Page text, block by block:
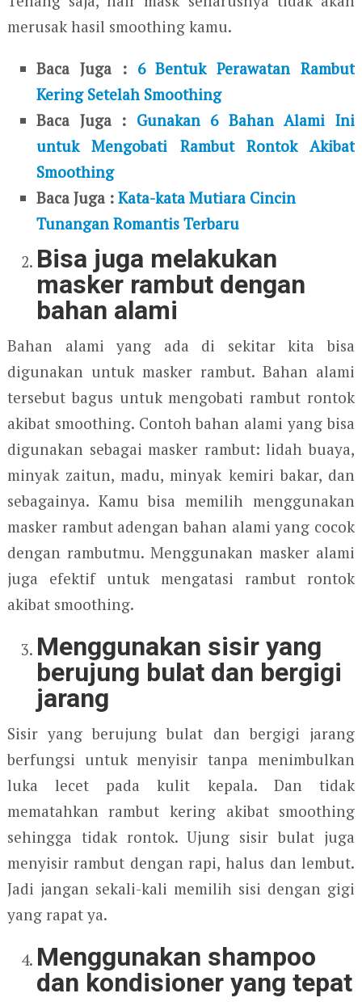
merusak hasil smoothing kamu.
Baca Juga : 6 Bentuk Perawatan Rambut
Kering Setelah Smoothing
Baca Juga : Gunakan 6 Bahan Alami Ini
untuk Mengobati Rambut Rontok Akibat
Smoothing
Baca Juga :Kata-kata Mutiara Cincin
Tunangan Romantis Terbaru
Bisa juga melakukan
masker rambut dengan
bahan alami
Bahan alami yang ada di sekitar kita bisa
digunakan untuk masker rambut. Bahan alami
tersebut bagus untuk mengobati rambut rontok
akibat smoothing. Contoh bahan alami yang bisa
digunakan sebagai masker rambut: lidah buaya,
minyak zaitun, madu, minyak kemiri bakar, dan
sebagainya. Kamu bisa memilih menggunakan
masker rambut adengan bahan alami yang cocok
dengan rambutmu. Menggunakan masker alami
juga efektif untuk mengatasi rambut rontok
akibat smoothing.
Menggunakan sisir yang
berujung bulat dan bergigi
jarang
Sisir yang berujung bulat dan bergigi jarang
berfungsi untuk menyisir tanpa menimbulkan
luka lecet pada kulit kepala. Dan tidak
mematahkan rambut kering akibat smoothing
sehingga tidak rontok. Ujung sisir bulat juga
menyisir rambut dengan rapi, halus dan lembut.
Jadi jangan sekali-kali memilih sisi dengan gigi
yang rapat ya.
Menggunakan shampoo
dan kondisioner yang tepat